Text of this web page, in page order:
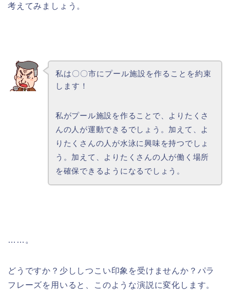
考えてみましょう。
私は〇〇市にプール施設を作ることを約束
します！
私がプール施設を作ることで、よりたくさ
んの人が運動できるでしょう。加えて、よ
りたくさんの人が水泳に興味を持つでしょ
う。加えて、よりたくさんの人が働く場所
を確保できるようになるでしょう。
……。
どうですか？少ししつこい印象を受けませんか？パラ
フレーズを用いると、このような演説に変化します。